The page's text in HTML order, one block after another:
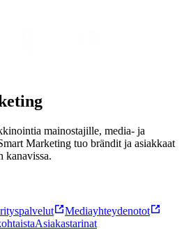
mainostajille, media- ja
Marketing tuo brändit ja asiakkaat
kanavissa.
Mediayhteydenotot
Asiakastarinat